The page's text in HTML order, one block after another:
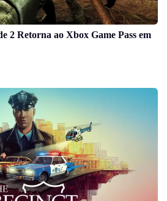
2 Retorna ao Xbox Game Pass em